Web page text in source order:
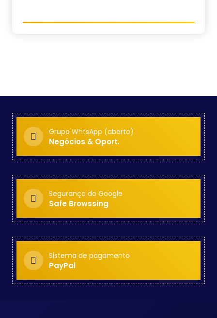
Grupo WhtsApp (aberto)
Negócios & Oport.
Segurança do Google
Safe Browssing
Sistema de pagamento
PayPal